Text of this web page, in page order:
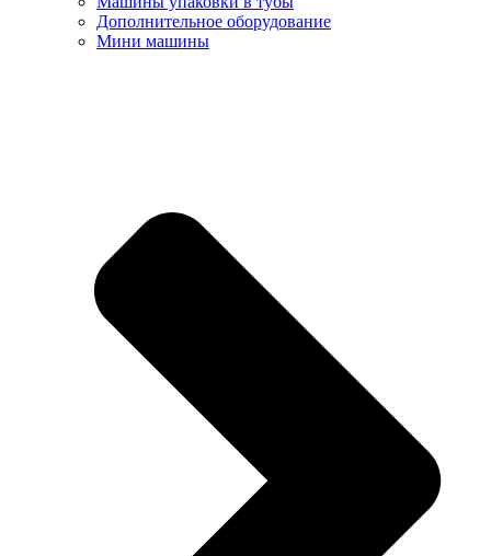
Дополнительное оборудование
Мини машины